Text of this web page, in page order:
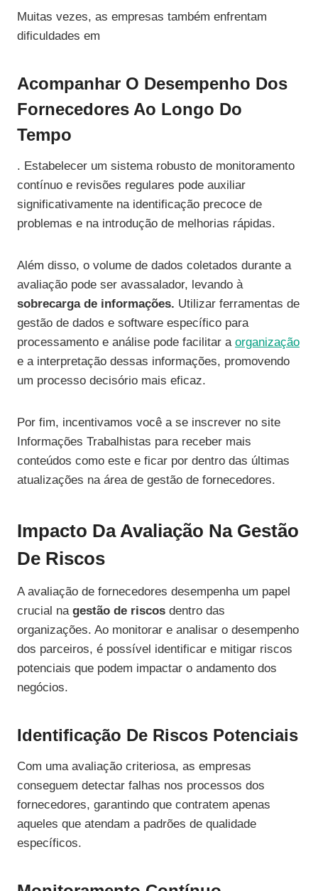
Muitas vezes, as empresas também enfrentam
dificuldades em
Acompanhar O Desempenho Dos
Fornecedores Ao Longo Do
Tempo
. Estabelecer um sistema robusto de monitoramento
contínuo e revisões regulares pode auxiliar
significativamente na identificação precoce de
problemas e na introdução de melhorias rápidas.
Além disso, o volume de dados coletados durante a
avaliação pode ser avassalador, levando à
sobrecarga de informações. Utilizar ferramentas de
gestão de dados e software específico para
processamento e análise pode facilitar a organização
e a interpretação dessas informações, promovendo
um processo decisório mais eficaz.
Por fim, incentivamos você a se inscrever no site
Informações Trabalhistas para receber mais
conteúdos como este e ficar por dentro das últimas
atualizações na área de gestão de fornecedores.
Impacto Da Avaliação Na Gestão
De Riscos
A avaliação de fornecedores desempenha um papel
crucial na gestão de riscos dentro das
organizações. Ao monitorar e analisar o desempenho
dos parceiros, é possível identificar e mitigar riscos
potenciais que podem impactar o andamento dos
negócios.
Identificação De Riscos Potenciais
Com uma avaliação criteriosa, as empresas
conseguem detectar falhas nos processos dos
fornecedores, garantindo que contratem apenas
aqueles que atendam a padrões de qualidade
específicos.